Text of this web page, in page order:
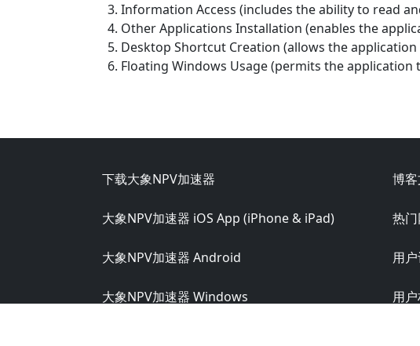
Information Access (includes the ability to read
Other Applications Installation (enables the
Desktop Shortcut Creation (allows the
Floating Windows Usage (permits the
Footer
下载大象NPV加速器 博
大象NPV加速器 iOS App (iPhone & iPad) 热
大象NPV加速器 Android 用
大象NPV加速器 Windows 用